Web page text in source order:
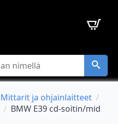
Mittarit ja ohjainlaitteet
BMW E39 cd-soitin/mid